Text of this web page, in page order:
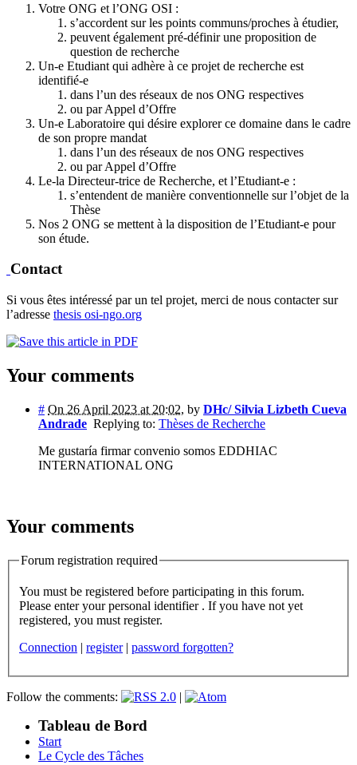
Votre ONG et l’ONG OSI :
s’accordent sur les points communs/proches à étudier,
peuvent également pré-définir une proposition de
question de recherche
Un-e Etudiant qui adhère à ce projet de recherche est
identifié-e
dans l’un des réseaux de nos ONG respectives
ou par Appel d’Offre
Un-e Laboratoire qui désire explorer ce domaine dans le cadre
de son propre mandat
dans l’un des réseaux de nos ONG respectives
ou par Appel d’Offre
Le-la Directeur-trice de Recherche, et l’Etudiant-e :
s’entendent de manière conventionnelle sur l’objet de la
Thèse
Nos 2 ONG se mettent à la disposition de l’Etudiant-e pour
son étude.
Contact
Si vous êtes intéressé par un tel projet, merci de nous contacter sur
l’adresse thesis osi-ngo.org
Your comments
# On 26 April 2023 at 20:02, by DHc/ Silvia Lizbeth Cueva
Andrade Replying to: Thèses de Recherche
Me gustaría firmar convenio somos EDDHIAC
INTERNATIONAL ONG
Your comments
Forum registration required
You must be registered before participating in this forum.
Please enter your personal identifier . If you have not yet
registered, you must register.
Connection | register | password forgotten?
Follow the comments: |
Tableau de Bord
Start
Le Cycle des Tâches